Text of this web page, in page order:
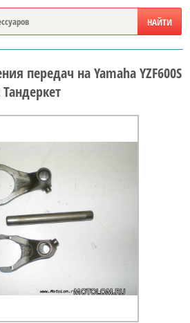
передач на Yamaha YZF600S